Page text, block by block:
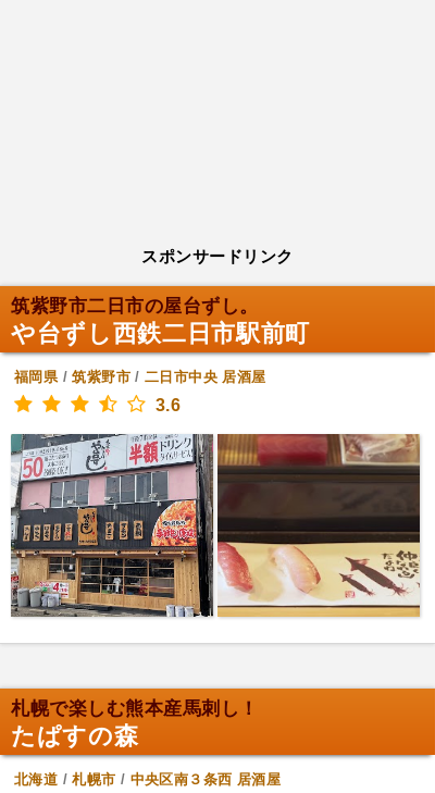
スポンサードリンク
筑紫野市二日市の屋台ずし。
や台ずし西鉄二日市駅前町
福岡県/筑紫野市/二日市中央 居酒屋
3.6
札幌で楽しむ熊本産馬刺し！
たぱすの森
北海道 /札幌市 / 中央区南３条西 居酒屋